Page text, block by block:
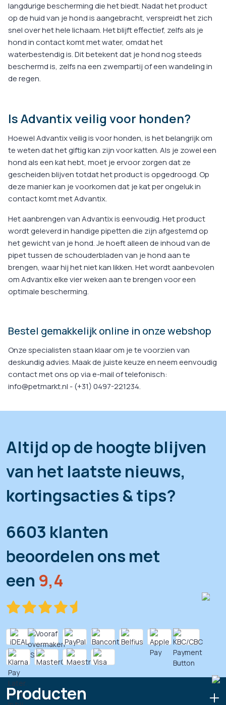
langdurige bescherming die het biedt. Nadat het product
op de huid van je hond is aangebracht, verspreidt het zich
snel over het hele lichaam. Het blijft effectief, zelfs als je
hond in contact komt met water, omdat het
waterbestendig is. Dit betekent dat je hond nog steeds
beschermd is, zelfs na een zwempartij of een wandeling in
de regen.
Is Advantix veilig voor honden?
Hoewel Advantix veilig is voor honden, is het belangrijk om
te weten dat het giftig kan zijn voor katten. Als je zowel een
hond als een kat hebt, moet je ervoor zorgen dat ze
gescheiden blijven totdat het product is opgedroogd. Op
deze manier kan je voorkomen dat je kat per ongeluk in
contact komt met Advantix.
Het aanbrengen van Advantix is eenvoudig. Het product
wordt geleverd in handige pipetten die zijn afgestemd op
het gewicht van je hond. Je hoeft alleen de inhoud van de
pipet tussen de schouderbladen van je hond aan te
brengen, waar hij het niet kan likken. Het wordt aanbevolen
om Advantix elke vier weken aan te brengen voor een
optimale bescherming.
Bestel gemakkelijk online in onze webshop
Onze specialisten staan klaar om je te voorzien van
deskundig advies. Maak de juiste keuze en neem eenvoudig
contact met ons op via e-mail of telefonisch:
info@petmarkt.nl - (+31) 0497-221234.
Altijd op de hoogte blijven
van het laatste nieuws,
kortingsacties & tips?
6603 klanten
beoordelen ons met
een 9,4
Producten